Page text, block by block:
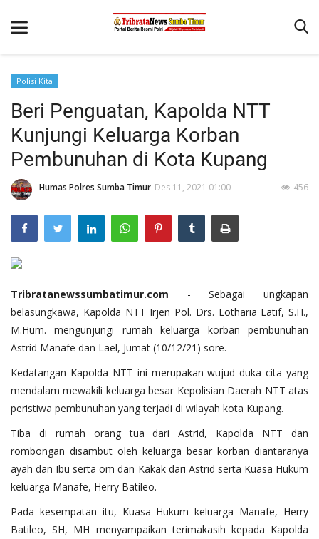
Beranda
Terms & Conditions
Reskrim
Binkam
Giat Ops
Polisi Kita
Mitra Polisi
Jurnal Kamtibmas
Polisi Kita
Beri Penguatan, Kapolda NTT
Kunjungi Keluarga Korban
Pembunuhan di Kota Kupang
Humas Polres Sumba Timur Des 11, 2021 01:00 456
Tribratanewssumbatimur.com - Sebagai ungkapan
belasungkawa, Kapolda NTT Irjen Pol. Drs. Lotharia Latif, S.H.,
M.Hum. mengunjungi rumah keluarga korban pembunuhan
Astrid Manafe dan Lael, Jumat (10/12/21) sore.
Kedatangan Kapolda NTT ini merupakan wujud duka cita yang
mendalam mewakili keluarga besar Kepolisian Daerah NTT atas
peristiwa pembunuhan yang terjadi di wilayah kota Kupang.
Tiba di rumah orang tua dari Astrid, Kapolda NTT dan
rombongan disambut oleh keluarga besar korban diantaranya
ayah dan Ibu serta om dan Kakak dari Astrid serta Kuasa Hukum
keluarga Manafe, Herry Batileo.
Pada kesempatan itu, Kuasa Hukum keluarga Manafe, Herry
Batileo, SH, MH menyampaikan terimakasih kepada Kapolda